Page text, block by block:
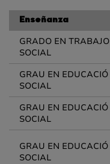
Enseñanza
GRADO EN TRABAJO
SOCIAL
GRAU EN EDUCACIÓ
SOCIAL
GRAU EN EDUCACIÓ
SOCIAL
GRAU EN EDUCACIÓ
SOCIAL